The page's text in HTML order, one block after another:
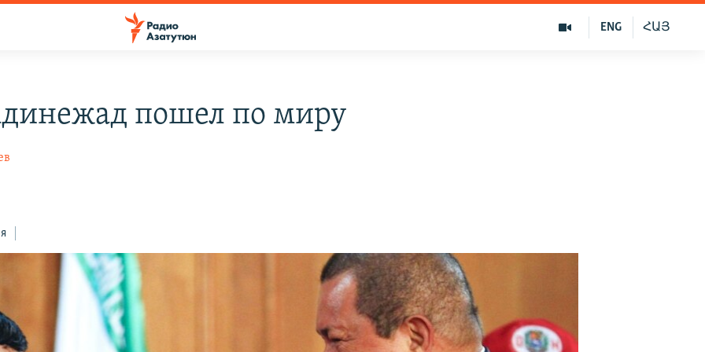
ՀԱՅ
ENG
пошел по миру